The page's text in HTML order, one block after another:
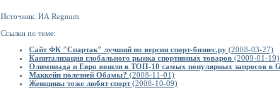
Источник: ИА Regnum
Ссылки по теме:
Сайт ФК "Спартак" лучший по версии спорт-бизнес.ру (2008-03-27)
Капитализация глобального рынка спортивных товаров (2009-01-19)
Олимпиада и Евро вошли в ТОП-10 самых популярных запросов в
Маккейн полезней Обамы? (2008-11-01)
Женщины тоже любят спорт(2008-10-09)